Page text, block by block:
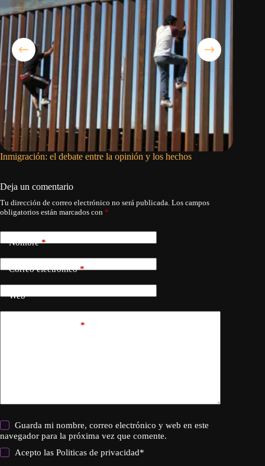
Inmigración: el debate entre la opinión y los hechos
Deja un comentario
Tu dirección de correo electrónico no será publicada. Los campos
obligatorios están marcados con *
Nombre*
Correo electrónico*
Web
*
Guarda mi nombre, correo electrónico y web en este
navegador para la próxima vez que comente.
Acepto lasPoliticas de privacidad*